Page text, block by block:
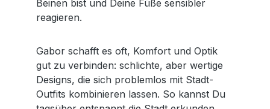
Beinen bist und Deine Füße sensibler
reagieren.
Gabor schafft es oft, Komfort und Optik
gut zu verbinden: schlichte, aber wertige
Designs, die sich problemlos mit Stadt-
Outfits kombinieren lassen. So kannst Du